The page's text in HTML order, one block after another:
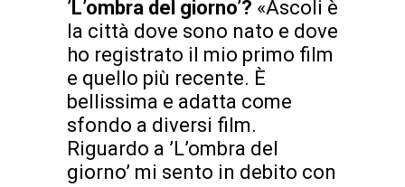
’L’ombra del giorno’? «Ascoli è
la città dove sono nato e dove
ho registrato il mio primo film
e quello più recente. È
bellissima e adatta come
sfondo a diversi film.
Riguardo a ’L’ombra del
giorno’ mi sento in debito con